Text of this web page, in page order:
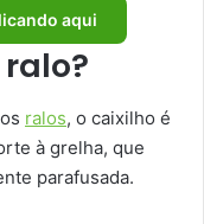
aqui
ralos, o caixilho é
à grelha, que
parafusada.